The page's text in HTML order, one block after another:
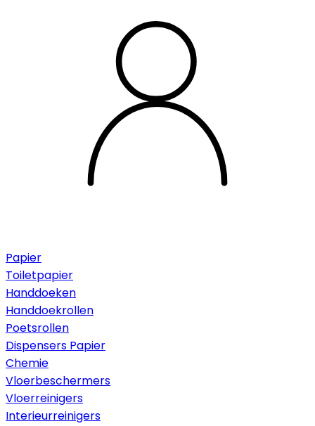
Papier
Toiletpapier
Handdoeken
Handdoekrollen
Poetsrollen
Dispensers Papier
Chemie
Vloerbeschermers
Vloerreinigers
Interieurreinigers